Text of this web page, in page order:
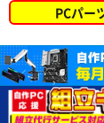
PCパー